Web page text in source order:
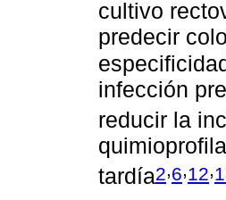
cultivo
predecir
infección
reducir la
tardía2,6,12,